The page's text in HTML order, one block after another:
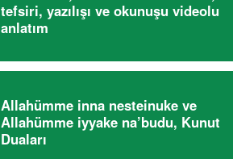
tefsiri, yazılışı ve okunuşu videolu
anlatım
Allahümme inna nesteinuke ve
Allahümme iyyake na’budu, Kunut
Duaları